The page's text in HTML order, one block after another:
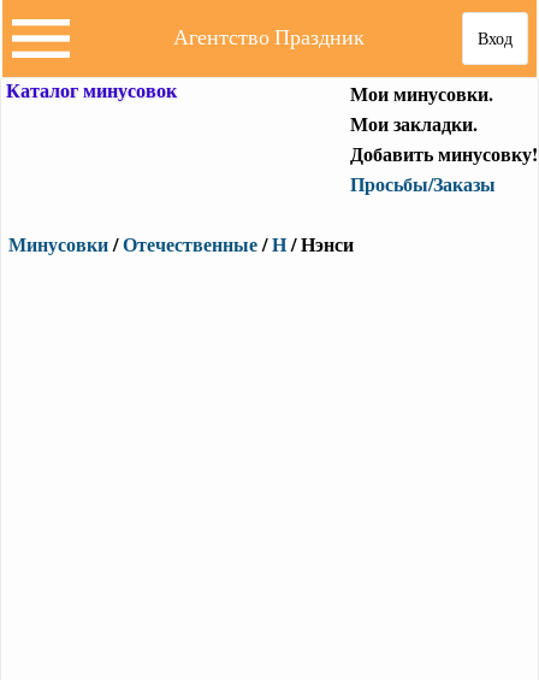
Вход
Агентство Праздник
Каталог минусовок
Мои минусовки.
Мои закладки.
Добавить минусовку!
Просьбы/Заказы
Минусовки/Отечественные/Н/ Нэнси